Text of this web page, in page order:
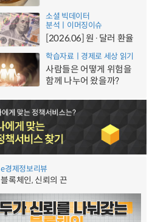
소셜 빅데이터
분석ㅣ이머징이슈
[2026.06] 원·달러 환율
학습자료ㅣ경제로 세상 읽기
사람들은 어떻게 위험을
함께 나누어 왔을까?
e경제정보리뷰
블록체인, 신뢰의 끈